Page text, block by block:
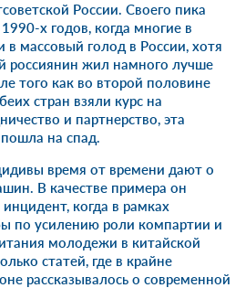
России. Своего пика
х годов, когда многие в
в массовый голод в России, хотя
россиянин жил намного лучше
того как во второй половине
стран взяли курс на
и партнерство, эта
на спад.
время от времени дают о
В качестве примера он
когда в рамках
по усилению роли компартии и
молодежи в китайской
статей, где в крайне
рассказывалось о современной